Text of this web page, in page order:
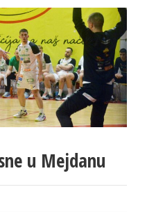
u Mejdanu